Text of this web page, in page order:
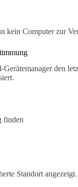
kein Computer zur
den
finden
Standort angezeigt.